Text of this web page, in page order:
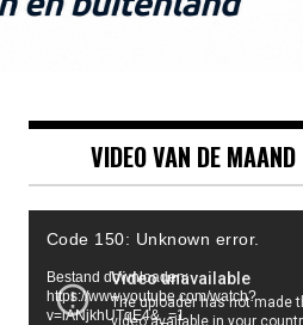
VIDEO VAN DE MAAND
Code 150: Unknown error.
Bestand downloaden:
https://www.youtube.com/watch?
v=iANjkhUTqE4&_=1